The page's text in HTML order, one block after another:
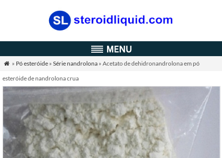
 » Pó esteróide» Série nandrolona» Acetato de dehidronandrolona em pó
esteróide de nandrolona crua